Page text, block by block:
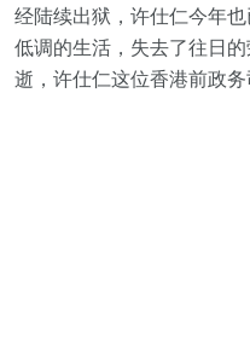
经陆续出狱，许仕仁今年
低调的生活，失去了往日
逝，许仕仁这位香港前政务